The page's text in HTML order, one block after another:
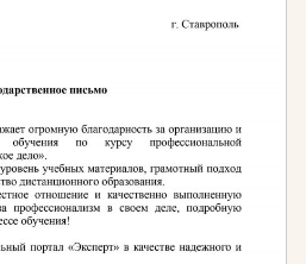
труда и социальной
2018 г. № 574н «Об
нефти, газа и газового
2014 года № 942н «Об
стандарта
в нефтегазовой отрасли»